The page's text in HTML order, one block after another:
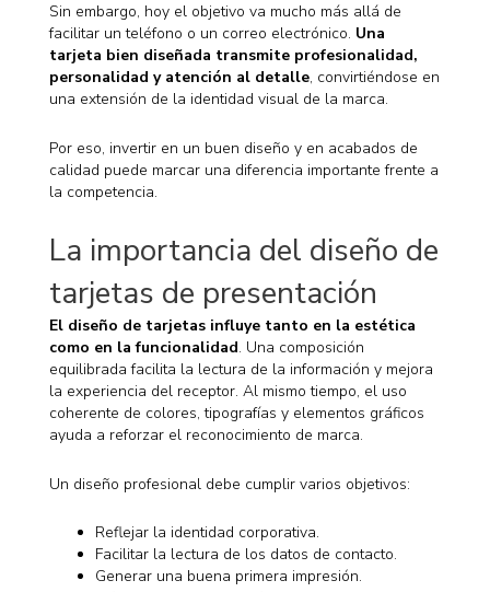
Sin embargo, hoy el objetivo va mucho más allá de
facilitar un teléfono o un correo electrónico. Una
tarjeta bien diseñada transmite profesionalidad,
personalidad y atención al detalle, convirtiéndose en
una extensión de la identidad visual de la marca.
Por eso, invertir en un buen diseño y en acabados de
calidad puede marcar una diferencia importante frente a
la competencia.
La importancia del diseño de
tarjetas de presentación
El diseño de tarjetas influye tanto en la estética
como en la funcionalidad. Una composición
equilibrada facilita la lectura de la información y mejora
la experiencia del receptor. Al mismo tiempo, el uso
coherente de colores, tipografías y elementos gráficos
ayuda a reforzar el reconocimiento de marca.
Un diseño profesional debe cumplir varios objetivos:
Reflejar la identidad corporativa.
Facilitar la lectura de los datos de contacto.
Generar una buena primera impresión.